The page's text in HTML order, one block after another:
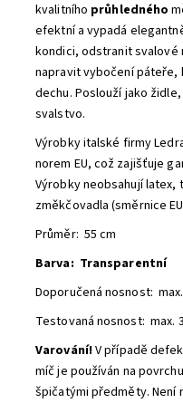
kvalitního průhledného
efektní a vypadá
kondici, odstranit svalové
napravit vybočení páteře,
dechu. Poslouží jako
svalstvo.
Výrobky italské firmy
norem EU, což zajišťuje
Výrobky neobsahují latex,
změkčovadla (směrnice
Průměr: 55 cm
Barva: Transparentní
Doporučená nosnost:
Testovaná nosnost: max.
Varování!V případě
míč je používán na
špičatými předměty. Není